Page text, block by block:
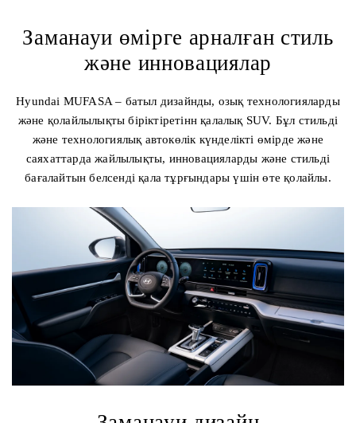
Заманауи өмірге арналған стиль
және инновациялар
Hyundai MUFASA – батыл дизайнды, озық технологияларды
және қолайлылықты біріктіретінн қалалық SUV. Бұл стильді
және технологиялық автокөлік күнделікті өмірде және
саяхаттарда жайлылықты, инновацияларды және стильді
бағалайтын белсенді қала тұрғындары үшін өте қолайлы.